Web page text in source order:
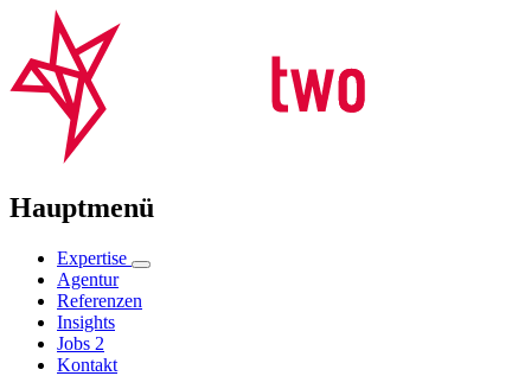
Hauptmenü
Expertise
Agentur
Referenzen
Insights
Jobs 2
Kontakt